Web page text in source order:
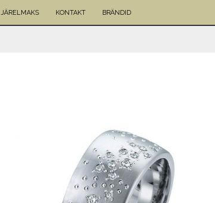
JÄRELMAKS KONTAKT BRÄNDID